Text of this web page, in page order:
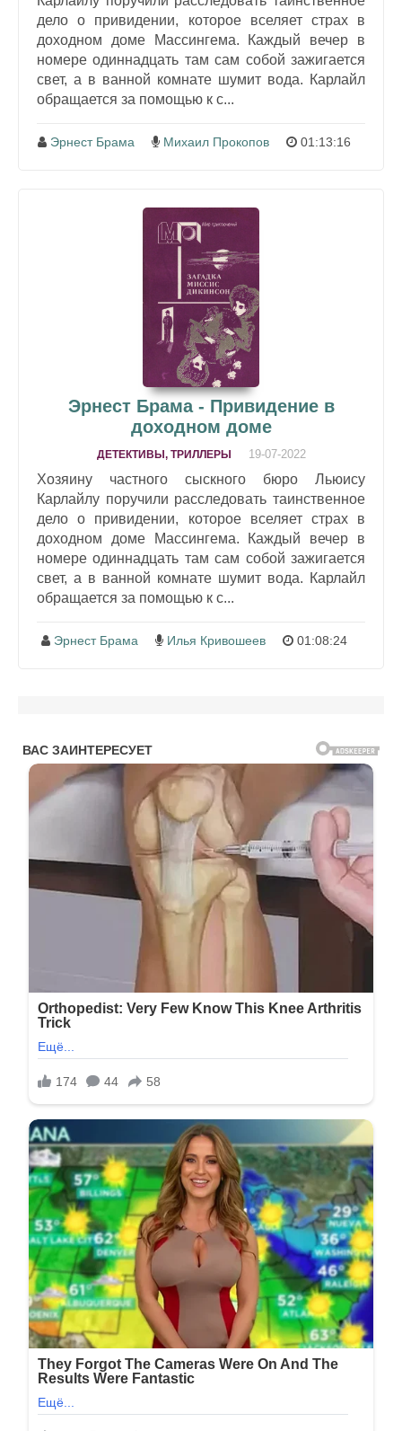
дело о привидении, которое вселяет страх в
доходном доме Массингема. Каждый вечер в
номере одиннадцать там сам собой зажигается
свет, а в ванной комнате шумит вода. Карлайл
обращается за помощью к с...
Эрнест Брама Михаил Прокопов 01:13:16
Эрнест Брама - Привидение в
доходном доме
ДЕТЕКТИВЫ, ТРИЛЛЕРЫ 19-07-2022
Хозяину частного сыскного бюро Льюису
Карлайлу поручили расследовать таинственное
дело о привидении, которое вселяет страх в
доходном доме Массингема. Каждый вечер в
номере одиннадцать там сам собой зажигается
свет, а в ванной комнате шумит вода. Карлайл
обращается за помощью к с...
Эрнест Брама Илья Кривошеев 01:08:24